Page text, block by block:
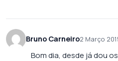
Bruno Carneiro2 Março
Bom dia, desde já dou